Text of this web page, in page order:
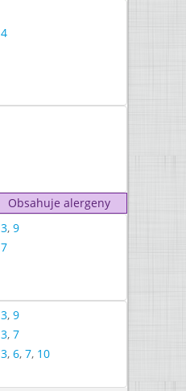
4
Obsahuje alergeny
3, 9
7
3, 9
3, 7
3, 6, 7, 10